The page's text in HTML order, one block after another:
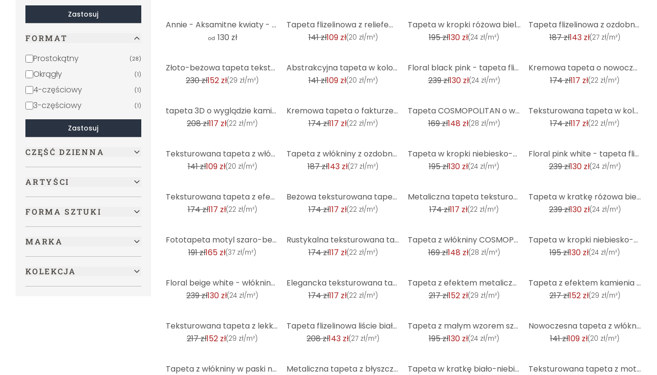
Zastosuj
FORMAT
Prostokątny (28)
Okrągły (1)
4-częściowy (1)
3-częściowy (1)
Zastosuj
CZĘŚĆ DZIENNA
ARTYŚCI
FORMA SZTUKI
MARKA
KOLEKCJA
Annie - Aksamitne kwiaty - Fototapeta okrągła - tapeta flizelinowa/tapeta flizelinowa samoprzylepna
od 130 zł
Tapeta flizelinowa z reliefem liści w jasnoniebieskim kolorze - świeży design zapewniający wrażenie
141 zł109 zł(20 zł/m²)
Tapeta w kropki różowa biel - włókninowa tapeta country house A.S. Création - matowa, jasna faktura
195 zł130 zł(24 zł/m²)
Tapeta flizelinowa z ozdobnym szarym ornamentem o wyglądzie betonu
187 zł143 zł(27 zł/m²)
Złoto-beżowa tapeta teksturowana o wyglądzie tynku tapeta włókninowa przemysłowa
230 zł152 zł(29 zł/m²)
Abstrakcyjna tapeta w kolorze zielonym z miedzianymi akcentami - nowoczesna tapeta z włókniny o beto
141 zł109 zł(20 zł/m²)
Floral black pink - tapeta flizelinowa country house A.S. Création - matowa, jasna faktura
239 zł130 zł(24 zł/m²)
Kremowa tapeta o nowoczesnym designie - elegancka tapeta z włókniny z fakturą
174 zł117 zł(22 zł/m²)
tapeta 3D o wyglądzie kamienia szara tapeta kamienna - tapeta z włókniny wzór kamienna ściana tapeta
208 zł117 zł(22 zł/m²)
Kremowa tapeta o fakturze lnu - Naturalna włóknina zapewniająca przytulność
174 zł117 zł(22 zł/m²)
Tapeta COSMOPOLITAN o wyglądzie betonu - nowoczesna przemysłowa tapeta z włókniny w kolorze biało-sz
169 zł148 zł(28 zł/m²)
Teksturowana tapeta w kolorze akwamaryny - relaksująca włóknina do świeżych pomieszczeń
174 zł117 zł(22 zł/m²)
Teksturowana tapeta z włókniny w kolorze jasnoszarym z nowoczesnym abstrakcyjnym wzorem w Próbki
141 zł109 zł(20 zł/m²)
Tapeta z włókniny z ozdobnym czarnym ornamentem o wyglądzie betonu
187 zł143 zł(27 zł/m²)
Tapeta w kropki niebiesko-biała - włókninowa tapeta country house A.S. Création - matowa, jasna fakt
195 zł130 zł(24 zł/m²)
Floral pink white - tapeta flizelinowa Country House A.S. Création - matowa i lekko teksturowana
239 zł130 zł(24 zł/m²)
Teksturowana tapeta z efektem metalicznym antracyt - rustykalna tapeta z włókniny
174 zł117 zł(22 zł/m²)
Beżowa teksturowana tapeta z efektem drewna - tapeta z włókniny o naturalnym wyglądzie - projekt ści
174 zł117 zł(22 zł/m²)
Metaliczna tapeta teksturowana czarne złoto - luksusowa tapeta z włókniny - industrialny szyk
174 zł117 zł(22 zł/m²)
Tapeta w kratkę różowa biel - tapeta z włókniny w stylu wiejskiego domu A.S. Création - matowa i lek
239 zł130 zł(24 zł/m²)
Fototapeta motyl szaro-beżowa - włóknina owady Livingwalls - matowa i gładka
191 zł165 zł(37 zł/m²)
Rustykalna teksturowana tapeta czarny złoty brąz - włóknina do efektownych ścian
174 zł117 zł(22 zł/m²)
Tapeta z włókniny COSMOPOLITAN o wyglądzie betonu, szara - miejski loft, industrialna tapeta w stylu
169 zł148 zł(28 zł/m²)
Tapeta w kropki niebiesko-biała - włókninowa tapeta country house A.S. Création - matowa, jasna fakt
195 zł130 zł(24 zł/m²)
Floral beige white - włókninowa tapeta Country House A.S. Création - matowa i lekko teksturowana
239 zł130 zł(24 zł/m²)
Elegancka teksturowana tapeta w kolorze kości słoniowej - włóknina dla prostego szyku
174 zł117 zł(22 zł/m²)
Tapeta z efektem metalicznego kamienia, błyszczący antracyt - Luksusowa tapeta z włókniny w kolorze
217 zł152 zł(29 zł/m²)
Tapeta z efektem kamienia jasnoszara błyszcząca - nowoczesna tapeta o wyglądzie betonu - tapeta włók
217 zł152 zł(29 zł/m²)
Teksturowana tapeta z lekkim połyskiem w kolorze szarym - tapeta do wklejenia o wyglądzie betonu - N
217 zł152 zł(29 zł/m²)
Tapeta flizelinowa liście biała, szara - tapeta flizelinowa wzór liście palmowe
208 zł143 zł(27 zł/m²)
Tapeta z małym wzorem szara biel - tapeta flizelinowa dom wiejski A.S. Création - matowa, jasna fakt
195 zł130 zł(24 zł/m²)
Nowoczesna tapeta z włókniny ze wzorem liści w kolorze łupkowo-szarym - stylowa dekoracja ścienna
141 zł109 zł(20 zł/m²)
Tapeta z włókniny w paski nowoczesna, klasyczna, shabby chic w kolorze beżowym
Metaliczna tapeta z błyszczącym efektem patyny w odcieniach brązu - tapeta z teksturowanym wzorem
Tapeta w kratkę biało-niebieska - tapeta z włókniny w stylu wiejskiego domu A.S. Création - matowa i
Teksturowana tapeta z motywem liści w kolorze antracytowym - tapeta z włókniny do nowoczesnych wnętr